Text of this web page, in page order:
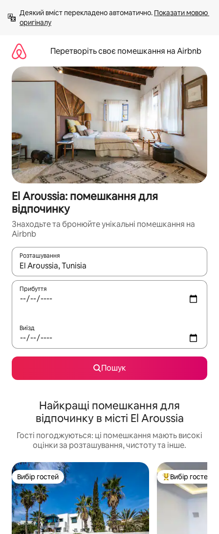
вмісту
Деякий вміст перекладено автоматично. Показати мовою
оригіналу
Перетворіть своє помешкання на Airbnb
El Aroussia: помешкання для
відпочинку
Знаходьте та бронюйте унікальні помешкання на
Airbnb
Розташування
Отримавши результати пошуку, використовуйте для
Прибуття
Виїзд
Пошук
Найкращі помешкання для
відпочинку в місті El Aroussia
Гості погоджуються: ці помешкання мають високі
оцінки за розташування, чистоту та інше.
Вибір гостей
Вибір гостей Топ вибір гостей
Вибір гостей